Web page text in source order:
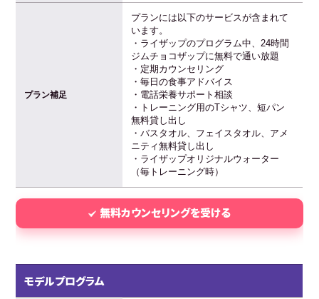
プラン補足
プランには以下のサービスが含まれて
います。
・ライザップのプログラム中、24時間
ジムチョコザップに無料で通い放題
・定期カウンセリング
・毎日の食事アドバイス
・電話栄養サポート相談
・トレーニング用のTシャツ、短パン
無料貸し出し
・バスタオル、フェイスタオル、アメ
ニティ無料貸し出し
・ライザップオリジナルウォーター
（毎トレーニング時）
無料カウンセリングを受ける
モデルプログラム